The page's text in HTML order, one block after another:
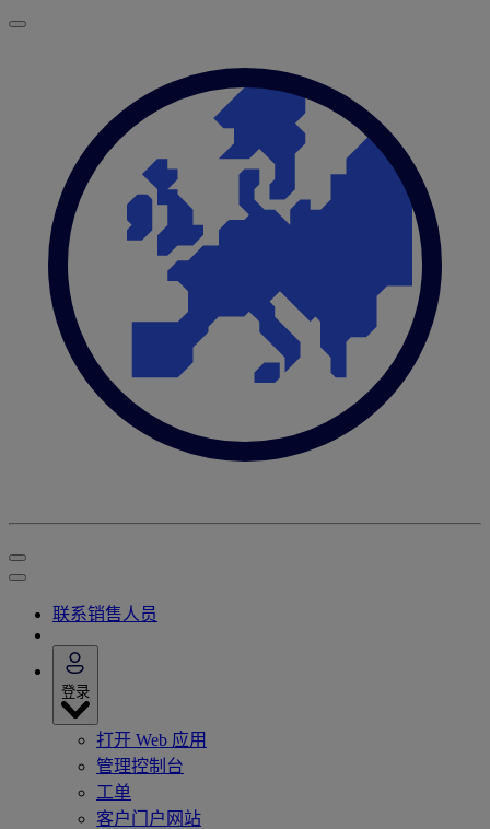
联系销售人员
登录
打开 Web 应用
管理控制台
工单
客户门户网站